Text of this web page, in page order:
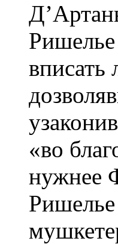
вписать
«во
нужнее